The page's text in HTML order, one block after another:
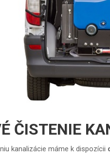
ČISTENIE
kanalizácie máme k dispozícii